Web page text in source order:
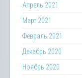
Апрель 2021
Март 2021
Февраль 2021
Декабрь 2020
Ноябрь 2020